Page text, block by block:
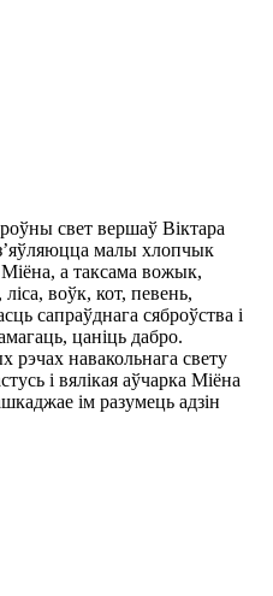
свет вершаў Віктара
малы хлопчык
Міёна, а таксама вожык,
воўк, кот, певень,
сапраўднага сяброўства і
цаніць дабро.
навакольнага свету
і вялікая аўчарка Міёна
ім разумець адзін